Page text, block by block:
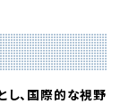
し、国際的な視野